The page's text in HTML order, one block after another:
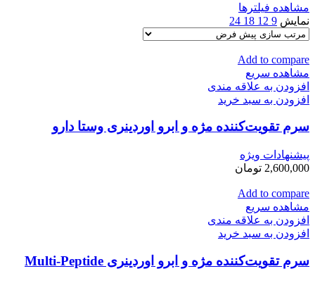
مشاهده فیلترها
نمایش 9
12
18
24
Add to compare
مشاهده سریع
افزودن به علاقه مندی
افزودن به سبد خرید
سرم تقویت‌کننده مژه و ابرو اوردینری وستا دارو
پیشنهادات ویژه
2,600,000 تومان
Add to compare
مشاهده سریع
افزودن به علاقه مندی
افزودن به سبد خرید
سرم تقویت‌کننده مژه و ابرو اوردینری Multi-Peptide